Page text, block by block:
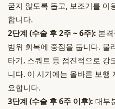
굳지 않도록 돕고, 보조기를 이
합니다.
2단계 (수술 후 2주 ~ 6주): 본
범위 회복에 중점을 둡니다. 물
타기, 스쿼트 등 점진적으로 강
니다. 이 시기에는 올바른 보행
요합니다.
3단계 (수술 후 6주 이후): 대부